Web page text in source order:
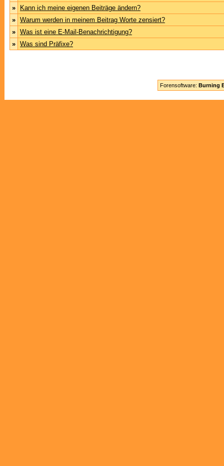
»
Kann ich meine eigenen Beiträge ändern?
» Warum werden in meinem Beitrag Worte zensiert?
» Was ist eine E-Mail-Benachrichtigung?
» Was sind Präfixe?
Forensoftware: Burning